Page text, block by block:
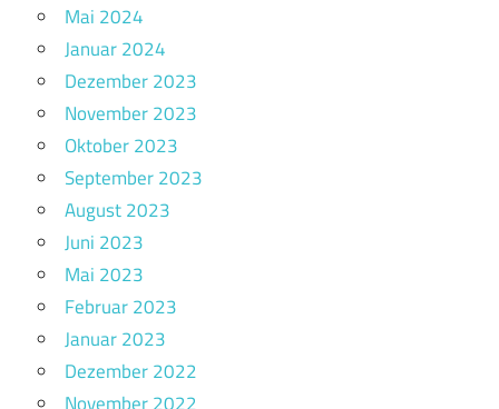
Mai 2024
Januar 2024
Dezember 2023
November 2023
Oktober 2023
September 2023
August 2023
Juni 2023
Mai 2023
Februar 2023
Januar 2023
Dezember 2022
November 2022